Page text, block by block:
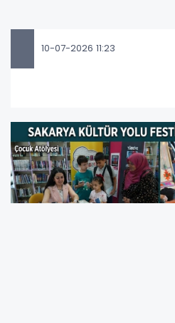
10-07-2026 11:23